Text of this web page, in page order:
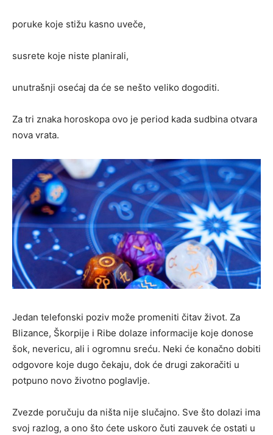
poruke koje stižu kasno uveče,
susrete koje niste planirali,
unutrašnji osećaj da će se nešto veliko dogoditi.
Za tri znaka horoskopa ovo je period kada sudbina otvara
nova vrata.
Jedan telefonski poziv može promeniti čitav život. Za
Blizance, Škorpije i Ribe dolaze informacije koje donose
šok, nevericu, ali i ogromnu sreću. Neki će konačno dobiti
odgovore koje dugo čekaju, dok će drugi zakoračiti u
potpuno novo životno poglavlje.
Zvezde poručuju da ništa nije slučajno. Sve što dolazi ima
svoj razlog, a ono što ćete uskoro čuti zauvek će ostati u